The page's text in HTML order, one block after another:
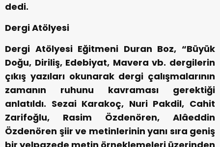
dedi.
Dergi Atölyesi
Dergi Atölyesi Eğitmeni Duran Boz, “Büyük
Doğu, Diriliş, Edebiyat, Mavera vb. dergilerin
çıkış yazıları okunarak dergi çalışmalarının
zamanın ruhunu kavraması gerektiği
anlatıldı. Sezai Karakoç, Nuri Pakdil, Cahit
Zarifoğlu, Rasim Özdenören, Alâeddin
Özdenören şiir ve metinlerinin yanı sıra geniş